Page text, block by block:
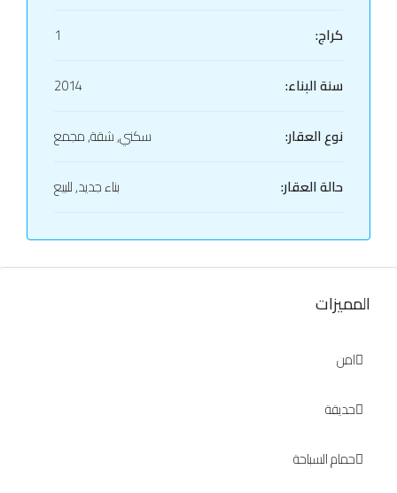
كراج:
1
سنة البناء:
2014
نوع العقار:
سكني, شقة, مجمع
حالة العقار:
بناء جديد, للبيع
المميزات
امن
حديقة
حمام السباحة